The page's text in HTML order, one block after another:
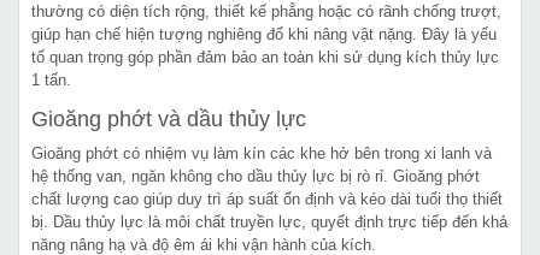
thường có diện tích rộng, thiết kế phẳng hoặc có rãnh chống trượt,
giúp hạn chế hiện tượng nghiêng đổ khi nâng vật nặng. Đây là yếu
tố quan trọng góp phần đảm bảo an toàn khi sử dụng kích thủy lực
1 tấn.
Gioăng phớt và dầu thủy lực
Gioăng phớt có nhiệm vụ làm kín các khe hở bên trong xi lanh và
hệ thống van, ngăn không cho dầu thủy lực bị rò rỉ. Gioăng phớt
chất lượng cao giúp duy trì áp suất ổn định và kéo dài tuổi thọ thiết
bị. Dầu thủy lực là môi chất truyền lực, quyết định trực tiếp đến khả
năng nâng hạ và độ êm ái khi vận hành của kích.